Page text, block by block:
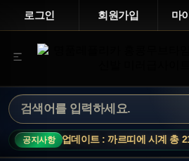
로그인 회원가입 마
공지사항
신상 업데이트 : 까르띠에 시계 총 21